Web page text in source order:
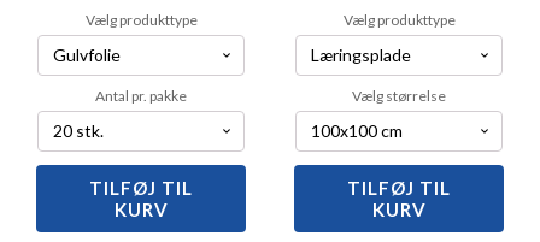
Vælg produkttype
Antal pr. pakke
Tælle-
kuber
1-
TILFØJ TIL
KURV
Vælg produkttype
Vælg størrelse
Tælletavle
antal
TILFØJ TIL
KURV